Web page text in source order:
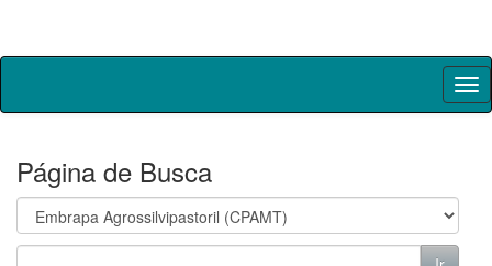
Skip
Página de Busca